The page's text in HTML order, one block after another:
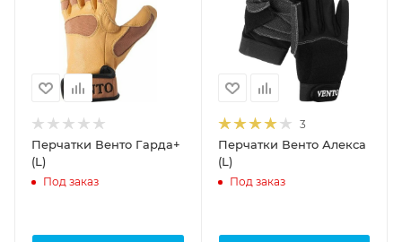
Перчатки Венто Гарда+
(L)
Под заказ
3
Перчатки Венто Алекса
(L)
Под заказ